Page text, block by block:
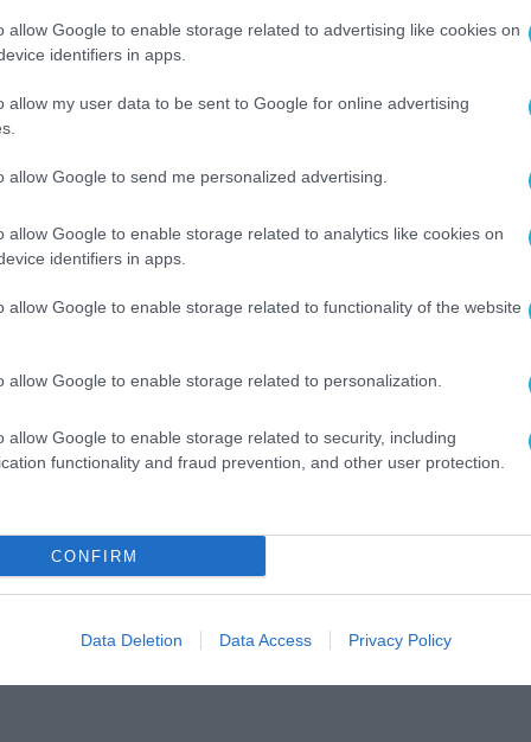
allow Google to enable storage related to advertising like cookies on
identifiers in apps.
allow my user data to be sent to Google for online advertising
allow Google to send me personalized advertising.
allow Google to enable storage related to analytics like cookies on
identifiers in apps.
allow Google to enable storage related to functionality of the website
allow Google to enable storage related to personalization.
allow Google to enable storage related to security, including
functionality and fraud prevention, and other user protection.
CONFIRM
Data Deletion Data Access Privacy Policy
δραστηριοτήτων, προσφέρει άμεση
τη διοίκηση στην παρακολούθηση δεικτών
στην αγορά της Ρουμανίας και επιθυμούν
Hybrid, καθώς και το σύνολο των λύσεων
2026:
Retail στα τηλέφωνα: